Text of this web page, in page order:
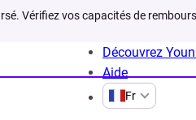
Vérifiez vos capacités de
Découvrez
Aide
Fr